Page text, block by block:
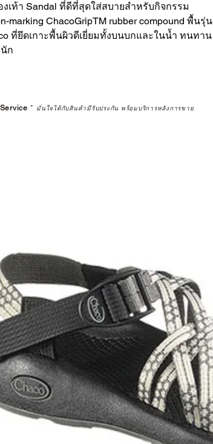
เท้า Sandal ที่ดีที่สุดใส่สบายสำหรับกิจกรรม
marking ChacoGripTM rubber compound พื้นรุ่น
ที่ยึดเกาะพื้นผิวดีเยี่ยมทั้งบนบกและในน้ำ ทนทาน
ก
* มั่นใจได้กับสินค้ามีรับประกัน พร้อมบริการหลังการขาย